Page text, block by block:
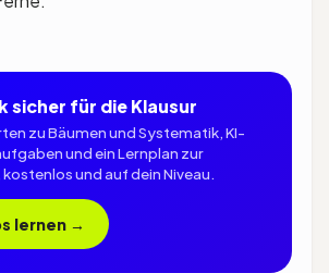
sicher für die Klausur
zu Bäumen und Systematik, KI-
und ein Lernplan zur
und auf dein Niveau.
lernen →